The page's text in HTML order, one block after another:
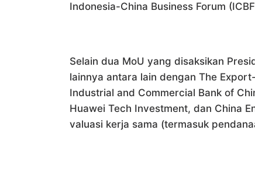
Indonesia-China Business Forum
Selain dua MoU yang disaksikan
lainnya antara lain dengan The
Industrial and Commercial Bank of
Huawei Tech Investment, dan China
valuasi kerja sama (termasuk